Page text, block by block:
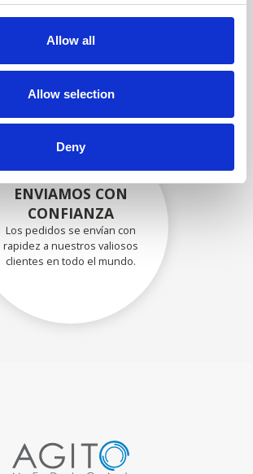
Allow all
Allow selection
Deny
EMBALADO DE
FORMA SEGURA
Cada pieza individual se
empaqueta de forma segura
ENVIAMOS CON
CONFIANZA
Los pedidos se envían con
rapidez a nuestros valiosos
clientes en todo el mundo.